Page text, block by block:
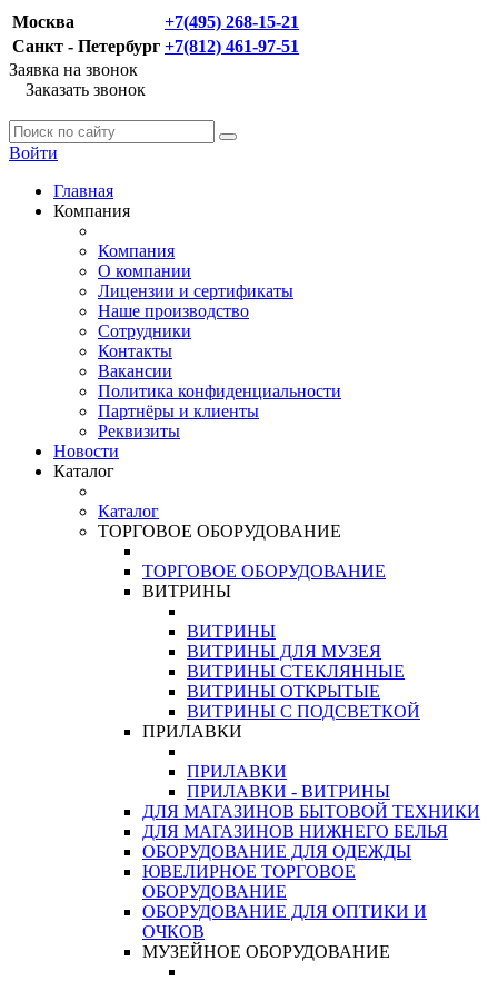
Москва
+7(495) 268-15-21
Санкт - Петербург +7(812) 461-97-51
Заявка на звонок
Заказать звонок
Войти
Главная
Компания
Компания
О компании
Лицензии и сертификаты
Наше производство
Сотрудники
Контакты
Вакансии
Политика конфиденциальности
Партнёры и клиенты
Реквизиты
Новости
Каталог
Каталог
ТОРГОВОЕ ОБОРУДОВАНИЕ
ТОРГОВОЕ ОБОРУДОВАНИЕ
ВИТРИНЫ
ВИТРИНЫ
ВИТРИНЫ ДЛЯ МУЗЕЯ
ВИТРИНЫ СТЕКЛЯННЫЕ
ВИТРИНЫ ОТКРЫТЫЕ
ВИТРИНЫ С ПОДСВЕТКОЙ
ПРИЛАВКИ
ПРИЛАВКИ
ПРИЛАВКИ - ВИТРИНЫ
ДЛЯ МАГАЗИНОВ БЫТОВОЙ ТЕХНИКИ
ДЛЯ МАГАЗИНОВ НИЖНЕГО БЕЛЬЯ
ОБОРУДОВАНИЕ ДЛЯ ОДЕЖДЫ
ЮВЕЛИРНОЕ ТОРГОВОЕ
ОБОРУДОВАНИЕ
ОБОРУДОВАНИЕ ДЛЯ ОПТИКИ И
ОЧКОВ
МУЗЕЙНОЕ ОБОРУДОВАНИЕ